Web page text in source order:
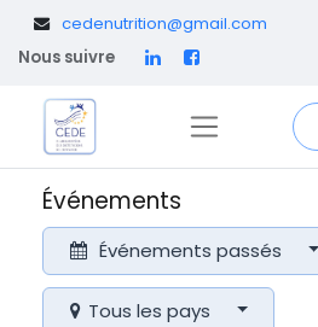
cedenutrition@gmail.com
Nous suivre
Événements
Événements passés
Tous les pays